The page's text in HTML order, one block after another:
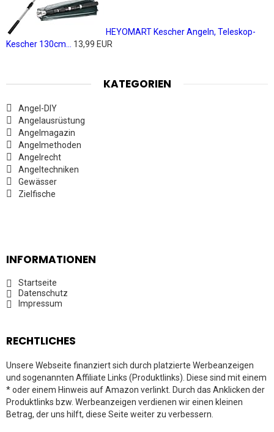
HEYOMART Kescher Angeln, Teleskop-
Kescher 130cm...
13,99 EUR
KATEGORIEN
Angel-DIY
Angelausrüstung
Angelmagazin
Angelmethoden
Angelrecht
Angeltechniken
Gewässer
Zielfische
INFORMATIONEN
Startseite
Datenschutz
Impressum
RECHTLICHES
Unsere Webseite finanziert sich durch platzierte Werbeanzeigen
und sogenannten Affiliate Links (Produktlinks). Diese sind mit einem
* oder einem Hinweis auf Amazon verlinkt. Durch das Anklicken der
Produktlinks bzw. Werbeanzeigen verdienen wir einen kleinen
Betrag, der uns hilft, diese Seite weiter zu verbessern.